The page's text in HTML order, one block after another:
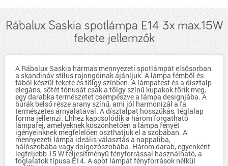
Rábalux Saskia spotlámpa E14 3x max.15W
fekete jellemzők
A Rábalux Saskia hármas mennyezeti spotlámpát elsősorban
a skandináv stílus rajongóinak ajánljuk. A lámpa fémből és
fából készül fekete és tölgy színben. A lámpatest és a dísztalp
elegáns, sötét tónusát csak a tölgy színű kupakok törik meg,
egy darabka természetet csempészve a lámpa designjába. A
búrák belső része arany színű, ami jól harmonizál a fa
természetes árnyalatával. A dísztalpat hosszúkás, téglalap
forma jellemzi. Ehhez kapcsolódik a három forgatható
lámpafej, amelyeknek köszönhetően a lámpa fényét
igényeinknek megfelelően oszthatjuk el a szobában. A
mennyezeti lámpa ideális választás a nappaliba,
hálószobába vagy dolgozószobába. Három darab, egyenként
legfeljebb 15 W teljesítményű fényforrással használható, a
foglalatok típusa E14. A spot lámpát fényforrások nélkül